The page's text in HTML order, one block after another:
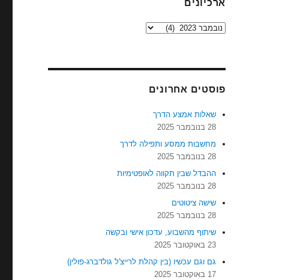
ארכיונים
ארכיונים
פוסטים אחרונים
שאלות אמצע הדרך
28 בנובמבר 2025
מחשבות ממסע ותפילה לדרך
28 בנובמבר 2025
ההבדל שבין תקווה לאופטימיות
28 בנובמבר 2025
שישה ציטוטים
28 בנובמבר 2025
שיתוף מהשבוע, עדכון אישי ובקשה
23 באוקטובר 2025
גם וגם עכשיו (בין קהלת לרייצ'ל גולדברג-פולין)
17 באוקטובר 2025